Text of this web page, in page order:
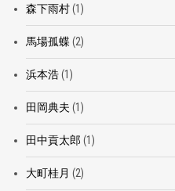
森下雨村(1)
馬場孤蝶 (2)
浜本浩(1)
田岡典夫 (1)
田中貢太郎 (1)
大町桂月 (2)